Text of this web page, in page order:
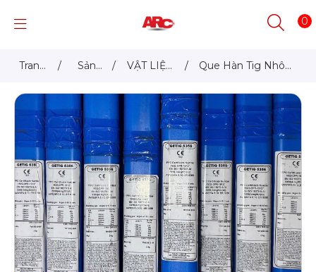
0
Trang
chủ
/ Sản
phẩm
/ VẬT LIỆU
HÀN
/ Que Hàn Tig Nhôm
ER5356